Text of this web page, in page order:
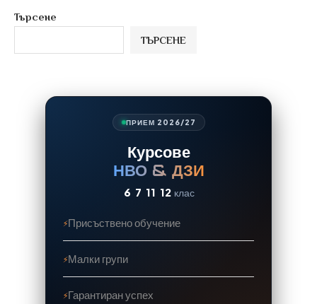
Търсене
ТЪРСЕНЕ
ПРИЕМ 2026/27
Курсове
НВО & ДЗИ
6 7 11 12 клас
Присъствено обучение
Малки групи
Гарантиран успех